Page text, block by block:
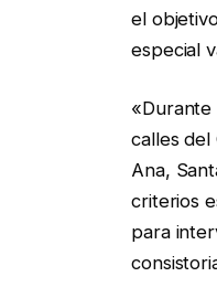
el
especial
«Durante
calles del
Ana,
criterios
para